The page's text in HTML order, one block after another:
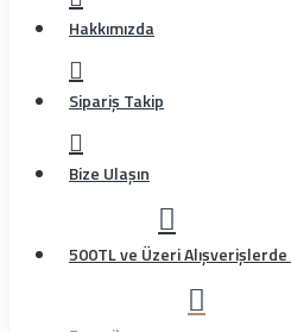
Hakkımızda
Sipariş Takip
Bize Ulaşın
500TL ve Üzeri Alışverişlerde